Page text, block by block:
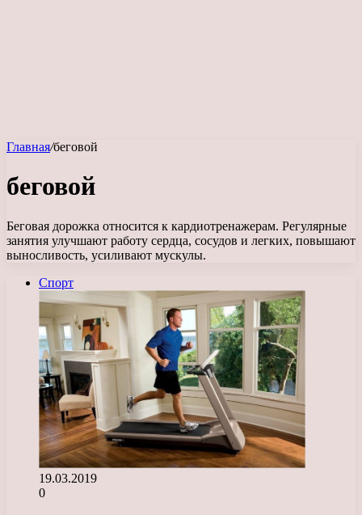
Главная/беговой
беговой
Беговая дорожка относится к кардиотренажерам. Регулярные
занятия улучшают работу сердца, сосудов и легких, повышают
выносливость, усиливают мускулы.
Спорт
19.03.2019
0